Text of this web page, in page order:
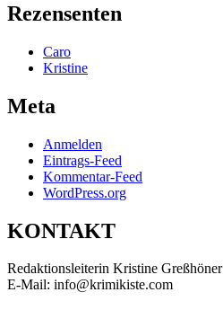
Rezensenten
Caro
Kristine
Meta
Anmelden
Eintrags-Feed
Kommentar-Feed
WordPress.org
KONTAKT
Redaktionsleiterin Kristine Greßhöner
E-Mail: info@krimikiste.com